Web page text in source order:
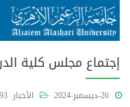
إجتماع مجلس كلية
الأخبار